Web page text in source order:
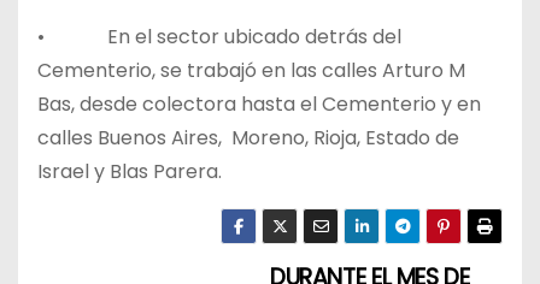
• En el sector ubicado detrás del
Cementerio, se trabajó en las calles Arturo M
Bas, desde colectora hasta el Cementerio y en
calles Buenos Aires, Moreno, Rioja, Estado de
Israel y Blas Parera.